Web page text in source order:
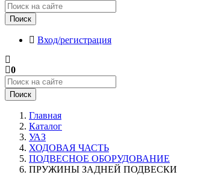
Поиск
Вход/регистрация
0
Поиск
Главная
Каталог
УАЗ
ХОДОВАЯ ЧАСТЬ
ПОДВЕСНОЕ ОБОРУДОВАНИЕ
ПРУЖИНЫ ЗАДНЕЙ ПОДВЕСКИ